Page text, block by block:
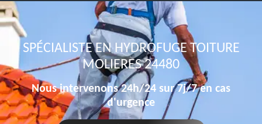
SPÉCIALISTE EN HYDROFUGE TOITURE
MOLIERES 24480
Nous intervenons 24h/24 sur 7j/7 en cas
d'urgence